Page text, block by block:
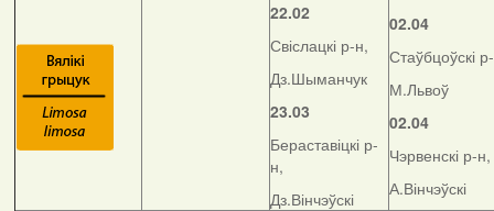
22.02
Свіслацкі р-н,
Дз.Шыманчук
23.03
Бераставіцкі р-
н,
Дз.Вінчэўскі
02.04
Стаўбцоўскі
М.Львоў
02.04
Чэрвенскі р-н,
А.Вінчэўскі